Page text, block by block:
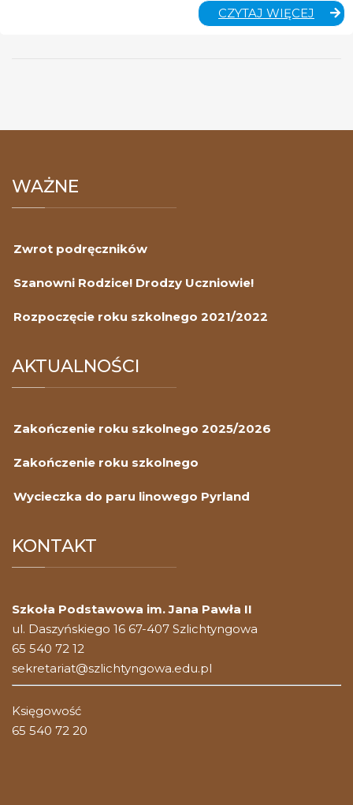
CZYTAJ WIĘCEJ
09-
WAŻNE
Zwrot podręczników
Szanowni Rodzice! Drodzy Uczniowie!
Rozpoczęcie roku szkolnego 2021/2022
AKTUALNOŚCI
Zakończenie roku szkolnego 2025/2026
Zakończenie roku szkolnego
Wycieczka do paru linowego Pyrland
KONTAKT
Szkoła Podstawowa im. Jana Pawła II
ul. Daszyńskiego 16 67-407 Szlichtyngowa
65 540 72 12
sekretariat@szlichtyngowa.edu.pl
Księgowość
65 540 72 20